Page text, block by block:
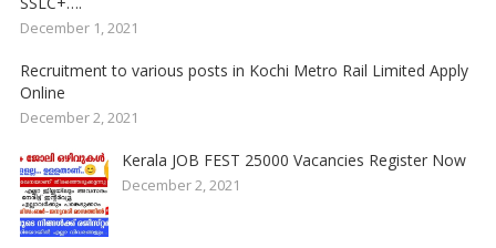
December 1, 2021
Recruitment to various posts in Kochi Metro Rail Limited Apply
Online
December 2, 2021
Kerala JOB FEST 25000 Vacancies Register Now
December 2, 2021